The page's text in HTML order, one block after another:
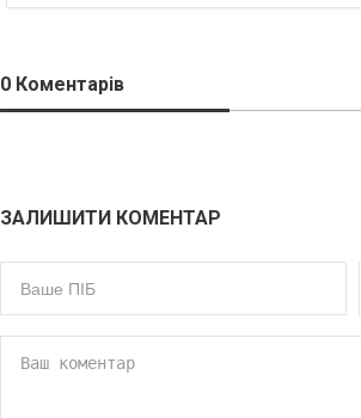
0 Коментарів
ЗАЛИШИТИ КОМЕНТАР